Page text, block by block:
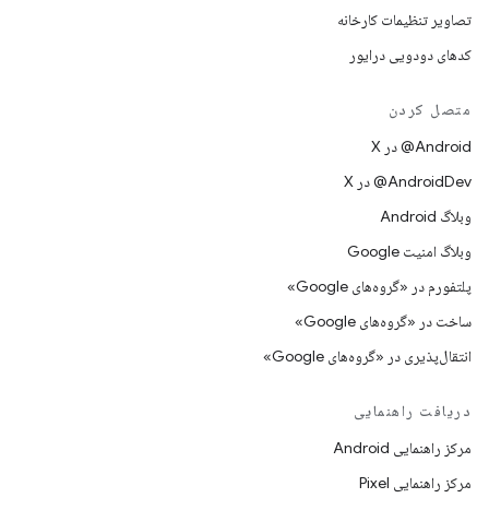
تصاویر تنظیمات کارخانه
کدهای دودویی درایور
متصل کردن
‫‎@Android در X
‫‎@AndroidDev در X
وبلاگ Android
وبلاگ امنیت Google
پلتفورم در «گروه‌های Google»
ساخت در «گروه‌های Google»
انتقال‌پذیری در «گروه‌های Google»
دریافت راهنمایی
مرکز راهنمایی Android
مرکز راهنمایی Pixel